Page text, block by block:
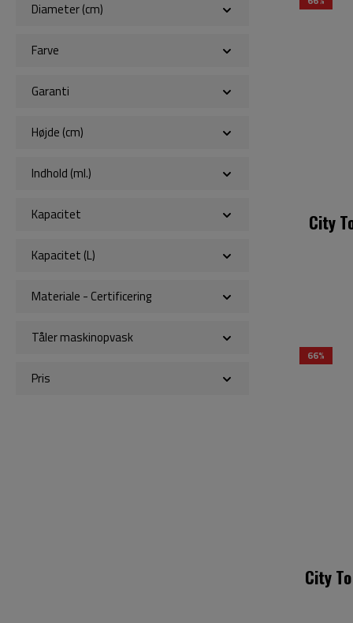
Diameter (cm)
Farve
Garanti
Højde (cm)
Indhold (ml.)
Kapacitet
Kapacitet (L)
Materiale - Certificering
Tåler maskinopvask
Pris
City
66%
City